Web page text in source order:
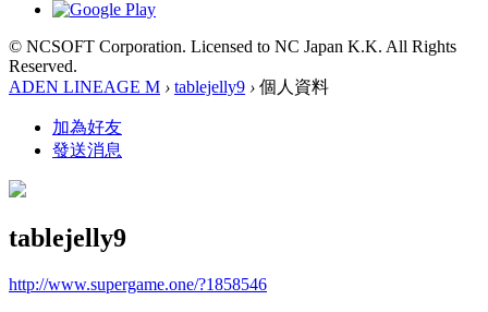
© NCSOFT Corporation. Licensed to NC Japan K.K. All Rights
Reserved.
ADEN LINEAGE M › tablejelly9 › 個人資料
加為好友
發送消息
tablejelly9
http://www.supergame.one/?1858546